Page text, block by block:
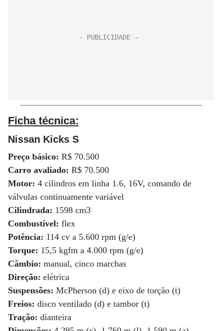
Ficha técnica:
Nissan Kicks S
Preço básico: R$ 70.500
Carro avaliado: R$ 70.500
Motor: 4 cilindros em linha 1.6, 16V, comando de
válvulas continuamente variável
Cilindrada: 1598 cm3
Combustível: flex
Potência: 114 cv a 5.600 rpm (g/e)
Torque: 15,5 kgfm a 4.000 rpm (g/e)
Câmbio: manual, cinco marchas
Direção: elétrica
Suspensões: McPherson (d) e eixo de torção (t)
Freios: disco ventilado (d) e tambor (t)
Tração: dianteira